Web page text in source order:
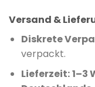
Versand &
Diskrete
verpackt.
Lieferzeit:1–3